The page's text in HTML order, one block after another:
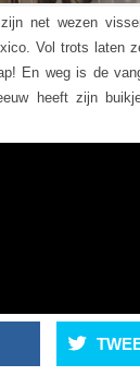
net wezen
Vol trots laten
En weg is de
heeft zijn